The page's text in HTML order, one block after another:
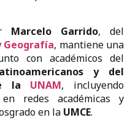
Marcelo Garrido, del
Geografía, mantiene una
con académicos del
y del
la UNAM, incluyendo
redes académicas y
en la UMCE.